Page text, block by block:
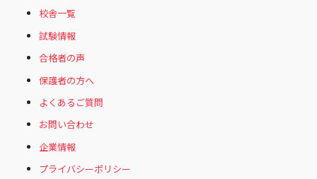
校舎一覧
試験情報
合格者の声
保護者の方へ
よくあるご質問
お問い合わせ
企業情報
プライバシーポリシー